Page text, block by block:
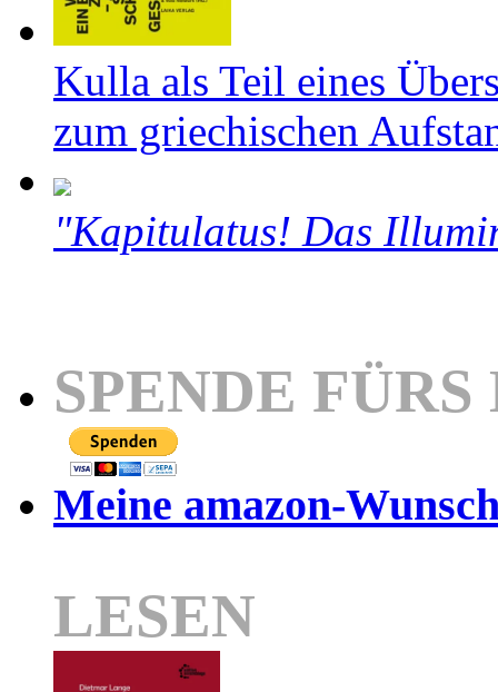
Kulla als Teil eines
zum griechischen
"Kapitulatus! Das
SPENDE
Meine amazon-
LESEN